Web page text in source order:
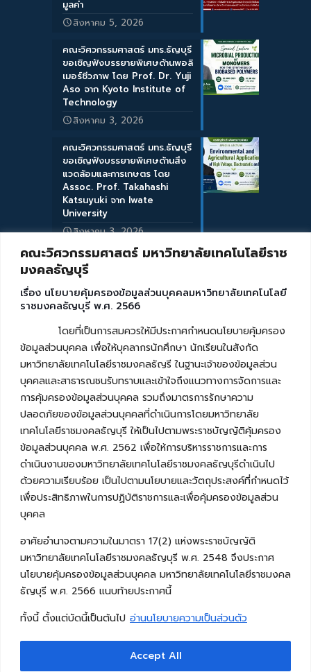
คณะวิศวกรรมศาสตร์ มหาวิทยาลัยเทคโนโลยีราช
มงคลธัญบุรี
เรื่อง นโยบายคุ้มครองข้อมูลส่วนบุคคลมหาวิทยาลัยเทคโนโลยี
ราชมงคลธัญบุรี พ.ศ. 2566
โดยที่เป็นการสมควรให้มีประกาศกำหนดนโยบายคุ้มครอง
ข้อมูลส่วนบุคคล เพื่อให้บุคลากรนักศึกษา นักเรียนในสังกัด
มหาวิทยาลัยเทคโนโลยีราชมงคลธัญรี ในฐานะเจ้าของข้อมูลส่วน
บุคคลและสาธารณชนรับทราบและเข้าใจถึงแนวทางการจัดการและ
การคุ้มครองข้อมูลส่วนบุคคล รวมถึงมาตรการรักษาความ
ปลอดภัยของข้อมูลส่วนบุคคลที่ดำเนินการโดยมหาวิทยาลัย
เทคโนโลยีราชมงคลธัญบุรี ให้เป็นไปตามพระราชบัญญัติคุ้มครอง
ข้อมูลส่วนบุคคล พ.ศ. 2562 เพื่อให้การบริหารราชการและการ
ดำเนินงานของมหาวิทยาลัยเทคโนโลยีราชมงคลธัญบุรีดำเนินไป
ด้วยความเรียบร้อย เป็นไปตามนโยบายและวัตถุประสงค์ที่กำหนดไว้
เพื่อประสิทธิภาพในการปฏิบัติราชการและเพื่อคุ้มครองข้อมูลส่วน
บุคคล
อาศัยอำนาจตามความในมาตรา 17(2) แห่งพระราชบัญญัติ
มหาวิทยาลัยเทคโนโลยีราชมงคลธัญบุรี พ.ศ. 2548 จึงประกาศ
นโยบายคุ้มครองข้อมูลส่วนบุคคล มหาวิทยาลัยเทคโนโลยีราชมงคล
ธัญบุรี พ.ศ. 2566 แนบท้ายประกาศนี้
ทั้งนี้ ตั้งแต่บัดนี้เป็นต้นไป อ่านนโยบายความเป็นส่วนตัว
Accept All
มูลค่า
สิงหาคม 5, 2026
คณะวิศวกรรมศาสตร์ มทร.ธัญบุรี
ขอเชิญฟังบรรยายพิเศษด้านพอลิ
เมอร์ชีวภาพ โดย Prof. Dr. Yuji
Aso จาก Kyoto Institute of
Technology
สิงหาคม 3, 2026
คณะวิศวกรรมศาสตร์ มทร.ธัญบุรี
ขอเชิญฟังบรรยายพิเศษด้านสิ่ง
แวดล้อมและการเกษตร โดย
Assoc. Prof. Takahashi
Katsuyuki จาก Iwate
University
สิงหาคม 3, 2026